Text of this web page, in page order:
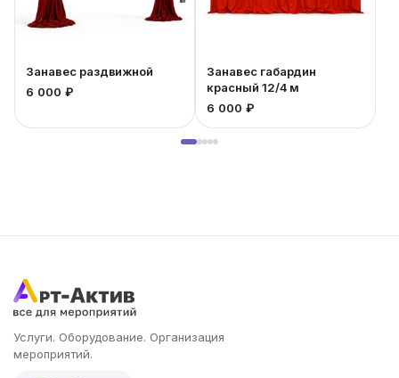
Занавес раздвижной
6 000 ₽
Занавес габардин
красный 12/4 м
6 000 ₽
Услуги. Оборудование. Организация
мероприятий.